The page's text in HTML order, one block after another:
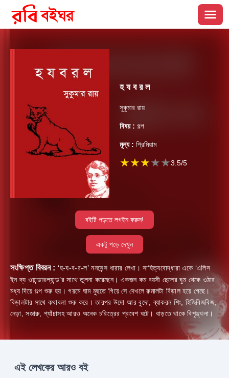
হ য ব র ল
সুকুমার রায়
বিষয় : গল্প
মূল্য : প্রিমিয়াম
★★★★★3.5/5
বইটি পড়তে লগইন করুন!
একটু পড়ে দেখুন
সংক্ষিপ্ত বিবরন : ‘হ-য-ব-র-ল’ ননসেন্স ধারার লেখা। সাহিত্যবোদ্ধারা একে ‘এলিস
ইন দ্য ওয়ান্ডারল্যান্ড’র সাথে তুলনা করেছেন। একজন কম বয়সী ছেলের ঘুম থেকে ওঠার
মধ্য দিয়ে গল্প শুরু হয়। গরমে ঘাম মুছতে গিয়ে সে দেখলে রুমালটা বিড়াল হয়ে গেছে।
বিড়ালটার সাথে কথাবলা শুরু করে। তারপর উদো আর বুদো, ব্যাকরন শিং, হিজিবিজবিজ,
নেড়া, সজারু, প্যাঁচাসহ আরও অনেক চরিত্রের প্রবেশ ঘটে। বাড়তে থাকে বিশৃঙ্খলা।
এই লেখকের আরও বই